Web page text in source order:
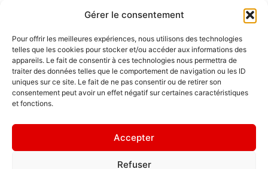
Gérer le consentement
Pour offrir les meilleures expériences, nous utilisons des technologies
telles que les cookies pour stocker et/ou accéder aux informations des
appareils. Le fait de consentir à ces technologies nous permettra de
traiter des données telles que le comportement de navigation ou les ID
uniques sur ce site. Le fait de ne pas consentir ou de retirer son
consentement peut avoir un effet négatif sur certaines caractéristiques
et fonctions.
Accepter
Refuser
Emplois
Contact / Accès
Mentions légales
que le chemin
du succès est
toujours en
GDL Construction
6, Rue des
ZA La Croix de